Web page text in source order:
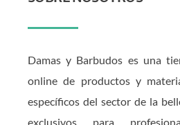
Damas y Barbudos es una
online de productos y
específicos del sector de la
exclusivos para